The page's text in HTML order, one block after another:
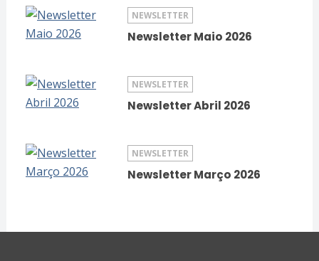
NEWSLETTER
Newsletter Maio 2026
NEWSLETTER
Newsletter Abril 2026
NEWSLETTER
Newsletter Março 2026